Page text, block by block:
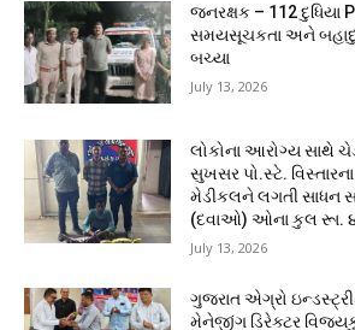
જનરક્ષક – 112 દુધિયા
સમયસૂચકતા અને
બચ્યા
July 13, 2026
લોકોના આરોગ્ય સાથે
સુખસર પો.સ્ટે.
મેડીકલને લગતી સાધન
(દવાઓ) ઓના કુલ રૂા.
July 13, 2026
ગુજરાત એગ્રો
મેનેજીંગ ડિરેક્ટર